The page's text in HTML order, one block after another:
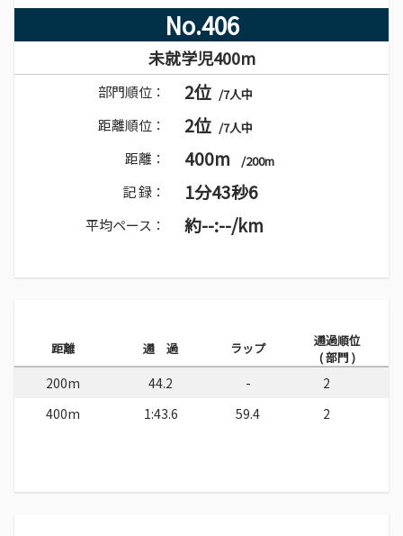
No.406
未就学児400m
部門順位： 2位 /7人中
距離順位： 2位 /7人中
距離： 400m /200m
記 録： 1分43秒6
平均ペース： 約--:--/km
距離 通 過 ラップ
通過順位
( 部門 )
200m 44.2 -
2
400m
1:43.6 59.4 2